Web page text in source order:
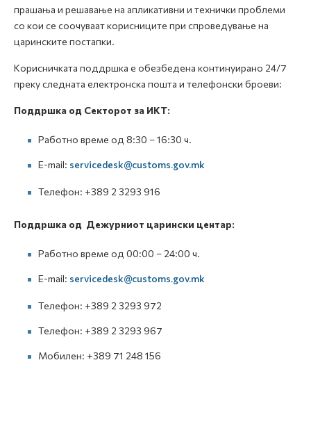
прашања и решавање на апликативни и технички проблеми
со кои се соочуваат корисниците при спроведување на
царинските постапки.
Корисничката поддршка е обезбедена континуирано 24/7
преку следната електронска пошта и телефонски броеви:
Поддршка од Секторот за ИКТ:
Работно време од 8:30 – 16:30 ч.
E-mail: servicedesk@customs.gov.mk
Телефон: +389 2 3293 916
Поддршка од Дежурниот царински центар:
Работно време од 00:00 – 24:00 ч.
E-mail: servicedesk@customs.gov.mk
Телефон: +389 2 3293 972
Телефон: +389 2 3293 967
Мобилен: +389 71 248 156